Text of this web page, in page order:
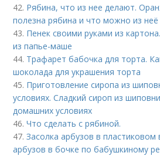
42. Рябина, что из нее делают.
полезна рябина и что можно из неё
43. Пенек своими руками из
из папье-маше
44. Трафарет бабочка для торта.
шоколада для украшения торта
45. Приготовление сиропа из
условиях. Сладкий сироп из
домашних условиях
46.Что сделать с рябиной.
47.Засолка арбузов в пластиковом
арбузов в бочке по бабушкиному